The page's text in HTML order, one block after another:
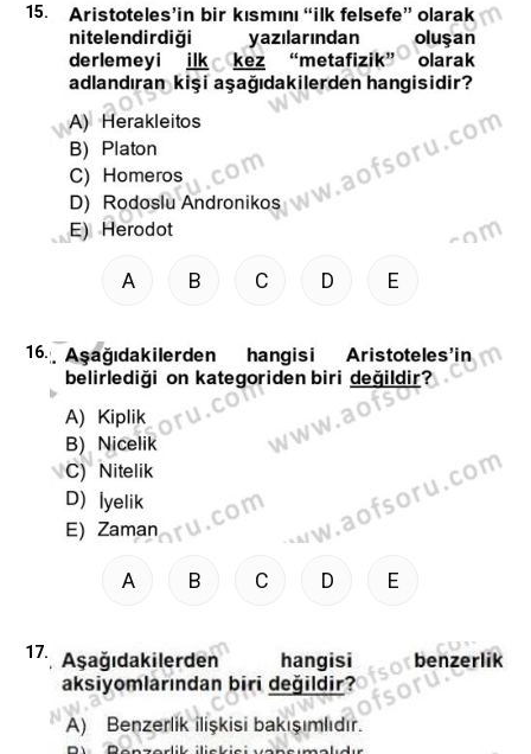
15.
A B C D E
16.
A B C D E
17.